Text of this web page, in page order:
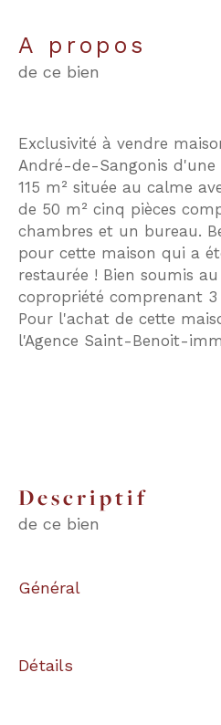
a propos
de ce bien
Exclusivité à vendre
André-de-Sangonis
115 m² située au calme
de 50 m² cinq pièces
chambres et un bureau.
pour cette maison qui a
restaurée ! Bien soumis
copropriété comprenant 3
Pour l'achat de cette
l'Agence Saint-Benoit-
descriptif
de ce bien
Général
Détails